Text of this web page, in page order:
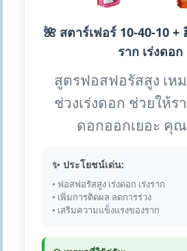
🌺 สตาร์เฟอร์ 10-40-10 +
ราก เร่งดอก
สูตรฟอสฟอรัสสูง เห
ช่วงเร่งดอก ช่วยให้ร
ดอกออกเยอะ คุ
✨ ประโยชน์เด่น:
• ฟอสฟอรัสสูง เร่งดอก เร่งราก
• เพิ่มการติดผล ลดการร่วง
• เสริมความแข็งแรงของราก